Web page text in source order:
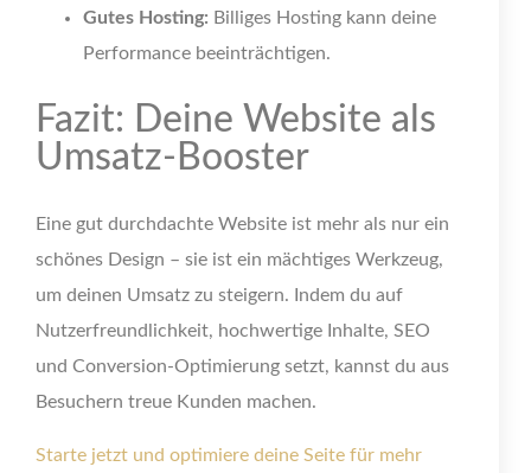
Gutes Hosting: Billiges Hosting kann deine
Performance beeinträchtigen.
Fazit: Deine Website als
Umsatz-Booster
Eine gut durchdachte Website ist mehr als nur ein
schönes Design – sie ist ein mächtiges Werkzeug,
um deinen Umsatz zu steigern. Indem du auf
Nutzerfreundlichkeit, hochwertige Inhalte, SEO
und Conversion-Optimierung setzt, kannst du aus
Besuchern treue Kunden machen.
Starte jetzt und optimiere deine Seite für mehr